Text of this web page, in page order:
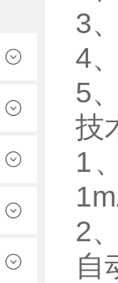
3
4
5
技
1
2
自